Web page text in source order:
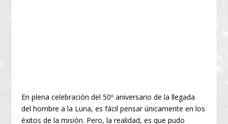
En plena celebración del 50º aniversario de la llegada
del hombre a la Luna, es fácil pensar únicamente en los
éxitos de la misión. Pero, la realidad, es que pudo